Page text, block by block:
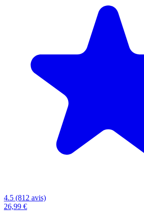
4.5 (812 avis)
26,99 €